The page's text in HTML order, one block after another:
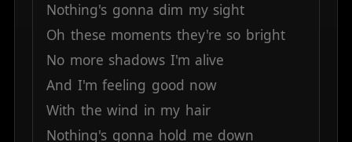
Nothing's gonna dim my sight
Oh these moments they're so bright
No more shadows I'm alive
And I'm feeling good now
With the wind in my hair
Nothing's gonna hold me down